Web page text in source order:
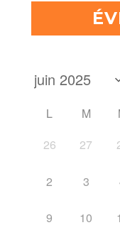
L M
26
27
2 3
9 10